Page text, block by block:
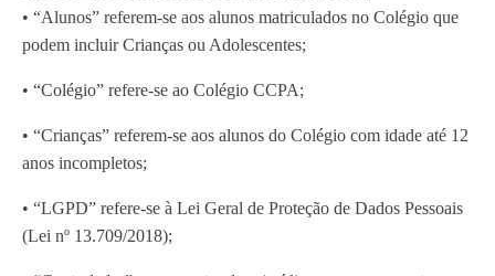
• “Alunos” referem-se aos alunos matriculados no Colégio que
podem incluir Crianças ou Adolescentes;
• “Colégio” refere-se ao Colégio CCPA;
• “Crianças” referem-se aos alunos do Colégio com idade até 12
anos incompletos;
• “LGPD” refere-se à Lei Geral de Proteção de Dados Pessoais
(Lei nº 13.709/2018);